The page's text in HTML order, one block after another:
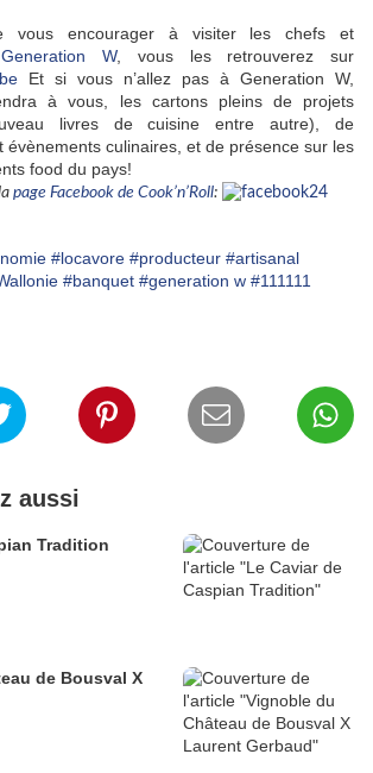
vous encourager à visiter les chefs et
Generation W, vous les retrouverez sur
Et si vous n’allez pas à Generation W,
à vous, les cartons pleins de projets
livres de cuisine entre autre), de
évènements culinaires, et de présence sur les
food du pays!
page Facebook de Cook’n’Roll:
#locavore #producteur #artisanal
#banquet #generation w #111111
aussi
Tradition
de Bousval X